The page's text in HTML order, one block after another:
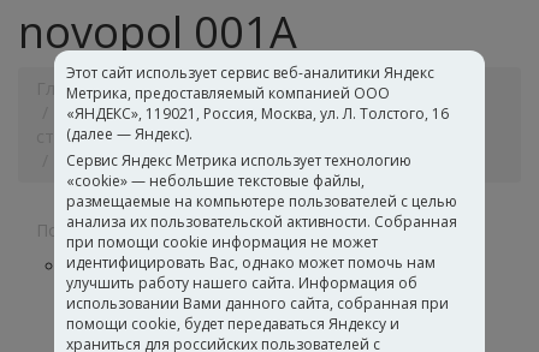
novopol 001А
Главная Каталог
Полимерные дисперсии
Дисперсии для лакокрасочных материалов и
строительных составов
для герметиков и гидроизоляции
novopol 001А
Полимерные дисперсии
Дисперсии для лакокрасочных материалов и
строительных составов
Для интерьерных красок
Для покрытий по дереву
Этот сайт использует сервис веб-аналитики Яндекс
Метрика, предоставляемый компанией ООО
«ЯНДЕКС», 119021, Россия, Москва, ул. Л. Толстого, 16
(далее — Яндекс).
Сервис Яндекс Метрика использует технологию
«cookie» — небольшие текстовые файлы,
размещаемые на компьютере пользователей с целью
анализа их пользовательской активности. Собранная
при помощи cookie информация не может
идентифицировать Вас, однако может помочь нам
улучшить работу нашего сайта. Информация об
использовании Вами данного сайта, собранная при
помощи cookie, будет передаваться Яндексу и
храниться для российских пользователей с